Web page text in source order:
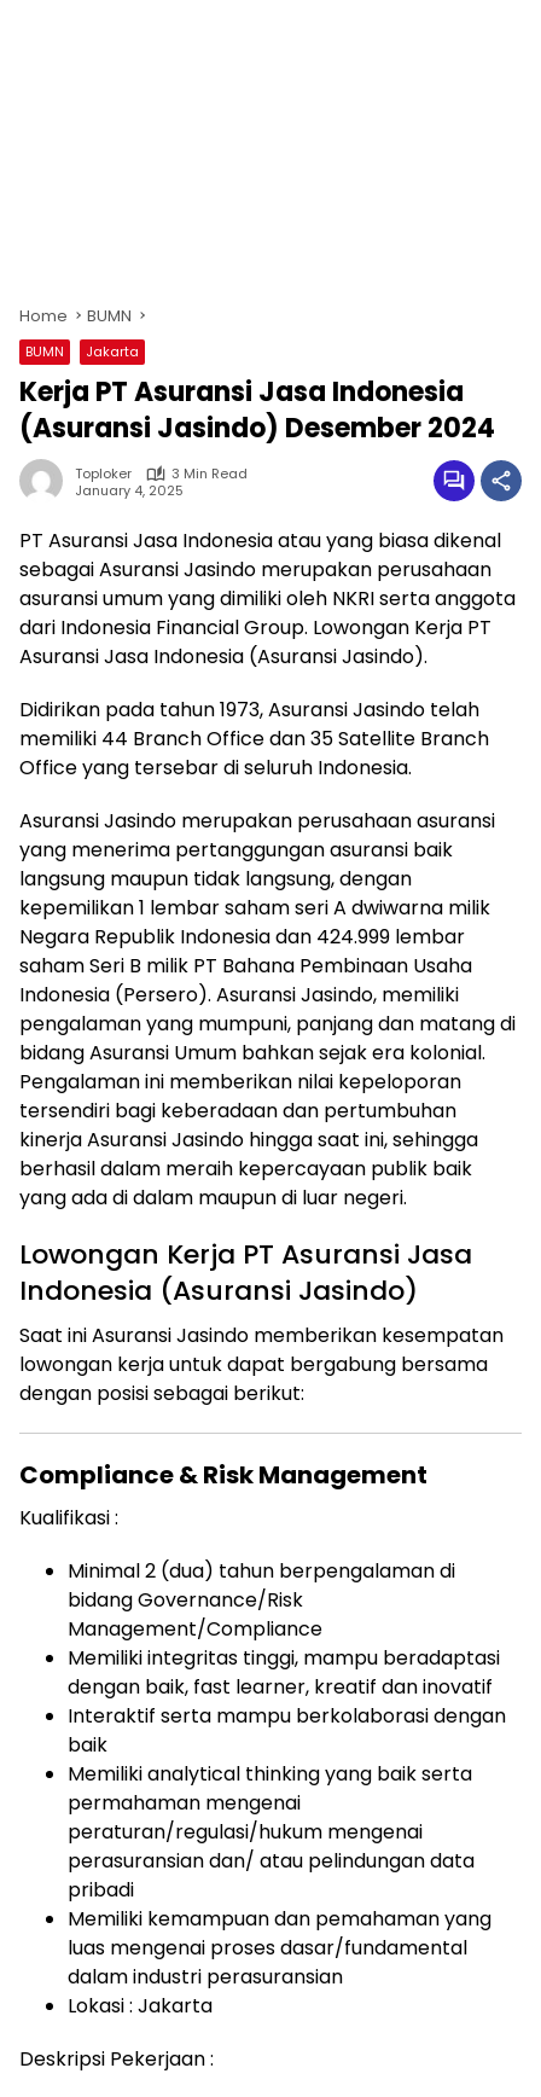
Home BUMN
BUMN Jakarta
Kerja PT Asuransi Jasa Indonesia
(Asuransi Jasindo) Desember 2024
Toploker
3 Min Read
January 4, 2025
PT Asuransi Jasa Indonesia atau yang biasa dikenal
sebagai Asuransi Jasindo merupakan perusahaan
asuransi umum yang dimiliki oleh NKRI serta anggota
dari Indonesia Financial Group. Lowongan Kerja PT
Asuransi Jasa Indonesia (Asuransi Jasindo).
Didirikan pada tahun 1973, Asuransi Jasindo telah
memiliki 44 Branch Office dan 35 Satellite Branch
Office yang tersebar di seluruh Indonesia.
Asuransi Jasindo merupakan perusahaan asuransi
yang menerima pertanggungan asuransi baik
langsung maupun tidak langsung, dengan
kepemilikan 1 lembar saham seri A dwiwarna milik
Negara Republik Indonesia dan 424.999 lembar
saham Seri B milik PT Bahana Pembinaan Usaha
Indonesia (Persero). Asuransi Jasindo, memiliki
pengalaman yang mumpuni, panjang dan matang di
bidang Asuransi Umum bahkan sejak era kolonial.
Pengalaman ini memberikan nilai kepeloporan
tersendiri bagi keberadaan dan pertumbuhan
kinerja Asuransi Jasindo hingga saat ini, sehingga
berhasil dalam meraih kepercayaan publik baik
yang ada di dalam maupun di luar negeri.
Lowongan Kerja PT Asuransi Jasa
Indonesia (Asuransi Jasindo)
Saat ini Asuransi Jasindo memberikan kesempatan
lowongan kerja untuk dapat bergabung bersama
dengan posisi sebagai berikut:
Compliance & Risk Management
Kualifikasi :
Minimal 2 (dua) tahun berpengalaman di
bidang Governance/Risk
Management/Compliance
Memiliki integritas tinggi, mampu beradaptasi
dengan baik, fast learner, kreatif dan inovatif
Interaktif serta mampu berkolaborasi dengan
baik
Memiliki analytical thinking yang baik serta
permahaman mengenai
peraturan/regulasi/hukum mengenai
perasuransian dan/ atau pelindungan data
pribadi
Memiliki kemampuan dan pemahaman yang
luas mengenai proses dasar/fundamental
dalam industri perasuransian
Lokasi : Jakarta
Deskripsi Pekerjaan :